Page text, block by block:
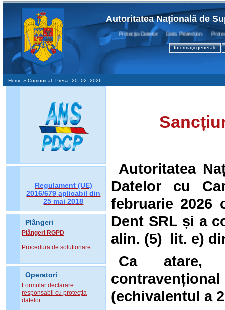
Autoritatea Naţională de
Protecţia Datelor Data Protection
Informaţii generale
Home » Comunicat_Presa_20_02_2026
Regulament (UE)
2016/679 aplicabil din
25 mai 2018
Plângeri
Plângeri RGPD
Procedura de soluționare
Operatori
Formular declarare
responsabil cu protecția
datelor
Autoritatea
Datelor cu
februarie 2026
Dent SRL și a
alin. (5) lit. e)
Ca atare,
(echivalentul a